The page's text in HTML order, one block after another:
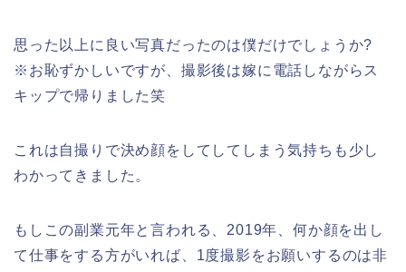
思った以上に良い写真だったのは僕だけでしょうか?
※お恥ずかしいですが、撮影後は嫁に電話しながらス
キップで帰りました笑
これは自撮りで決め顔をしてしてしまう気持ちも少し
わかってきました。
もしこの副業元年と言われる、2019年、何か顔を出し
て仕事をする方がいれば、1度撮影をお願いするのは非